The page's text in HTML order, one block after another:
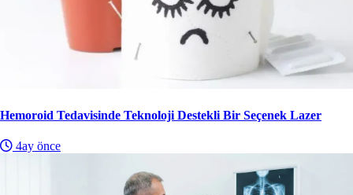
Hemoroid Tedavisinde Teknoloji Destekli Bir Seçenek Lazer
4ay önce